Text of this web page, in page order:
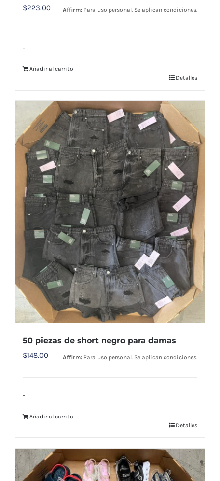
$223.00 Affirm: Para uso personal. Se aplican condiciones.
-
Añadir al carrito
Detalles
50 piezas de short negro para damas
$148.00 Affirm: Para uso personal. Se aplican condiciones.
-
Añadir al carrito
Detalles